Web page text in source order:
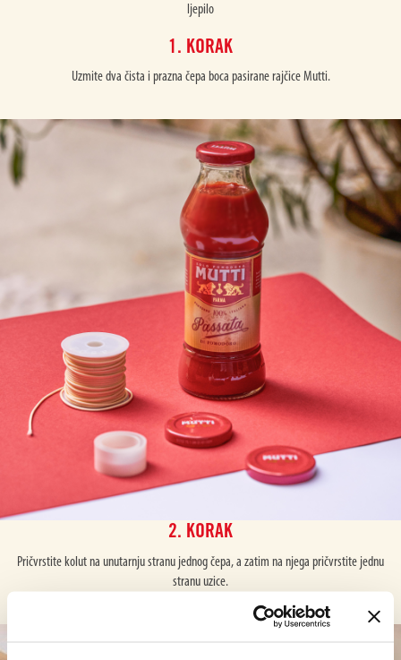
ljepilo
1. KORAK
Uzmite dva čista i prazna čepa boca pasirane rajčice Mutti.
2. KORAK
Pričvrstite kolut na unutarnju stranu jednog čepa, a zatim na njega pričvrstite jednu
stranu uzice.